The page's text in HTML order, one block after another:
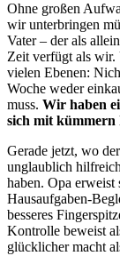
Ohne großen
wir unterbringen
Vater – der als
Zeit verfügt als wir.
vielen Ebenen:
Woche weder
muss. Wir haben
sich mit kümmern
Gerade jetzt, wo
unglaublich
haben. Opa erweist
Hausaufgaben-
besseres
Kontrolle beweist
glücklicher macht